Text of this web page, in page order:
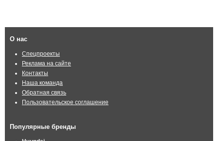
О нас
Спецпроекты
Реклама на сайте
Контакты
Наша команда
Обратная связь
Пользовательское соглашение
Популярные бренды